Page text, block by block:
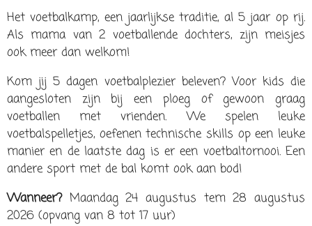
Het voetbalkamp, een jaarlijkse traditie, al 5 jaar op rij.
Als mama van 2 voetballende dochters, zijn meisjes
ook meer dan welkom!
Kom jij 5 dagen voetbalplezier beleven? Voor kids die
aangesloten zijn bij een ploeg of gewoon graag
voetballen met vrienden. We spelen leuke
voetbalspelletjes, oefenen technische skills op een leuke
manier en de laatste dag is er een voetbaltornooi. Een
andere sport met de bal komt ook aan bod!
Wanneer? Maandag 24 augustus tem 28 augustus
2026 (opvang van 8 tot 17 uur)